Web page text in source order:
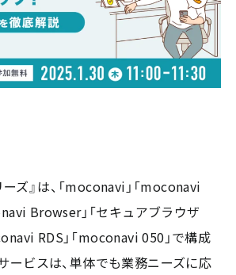
ズ』は、「moconavi」「moconavi
Browser」「セキュアブラウザ
RDS」「moconavi 050」で構成
ービスは、単体でも業務ニーズに応